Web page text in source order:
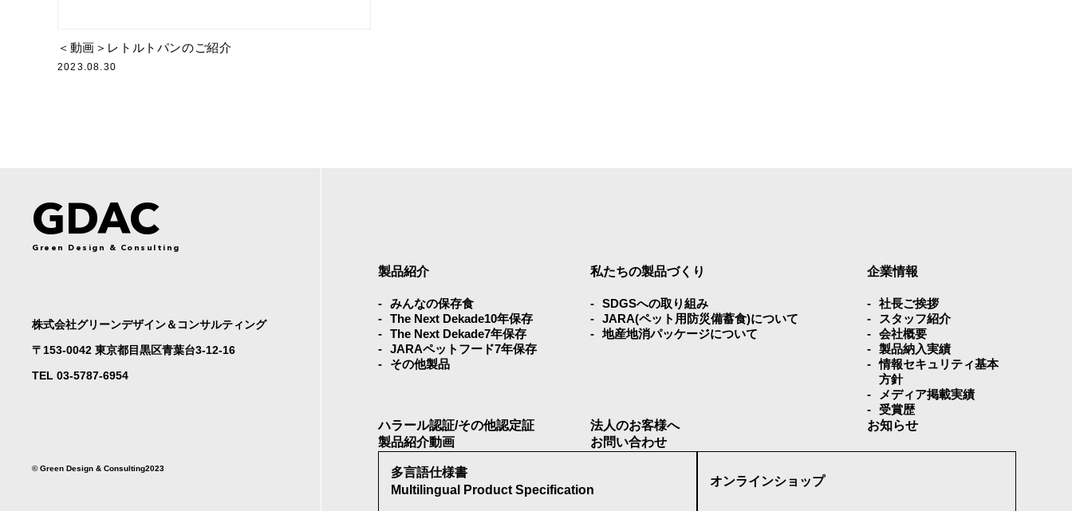
＜動画＞レトルトパンのご紹介
2023.08.30
GDAC
Green Design & Consulting
株式会社グリーンデザイン＆コンサルティング
〒153-0042 東京都目黒区青葉台3-12-16
TEL 03-5787-6954
©︎ Green Design & Consulting2023
製品紹介
みんなの保存⾷
The Next Dekade10年保存
The Next Dekade7年保存
JARAペットフード7年保存
その他製品
私たちの製品づくり
SDGSへの取り組み
JARA(ペット⽤防災備蓄⾷)について
地産地消パッケージについて
企業情報
社⻑ご挨拶
スタッフ紹介
会社概要
製品納入実績
情報セキュリティ基本
方針
メディア掲載実績
受賞歴
ハラール認証/その他認定証
法人のお客様へ
お知らせ
製品紹介動画
お問い合わせ
多言語仕様書
Multilingual Product Specification
オンラインショップ